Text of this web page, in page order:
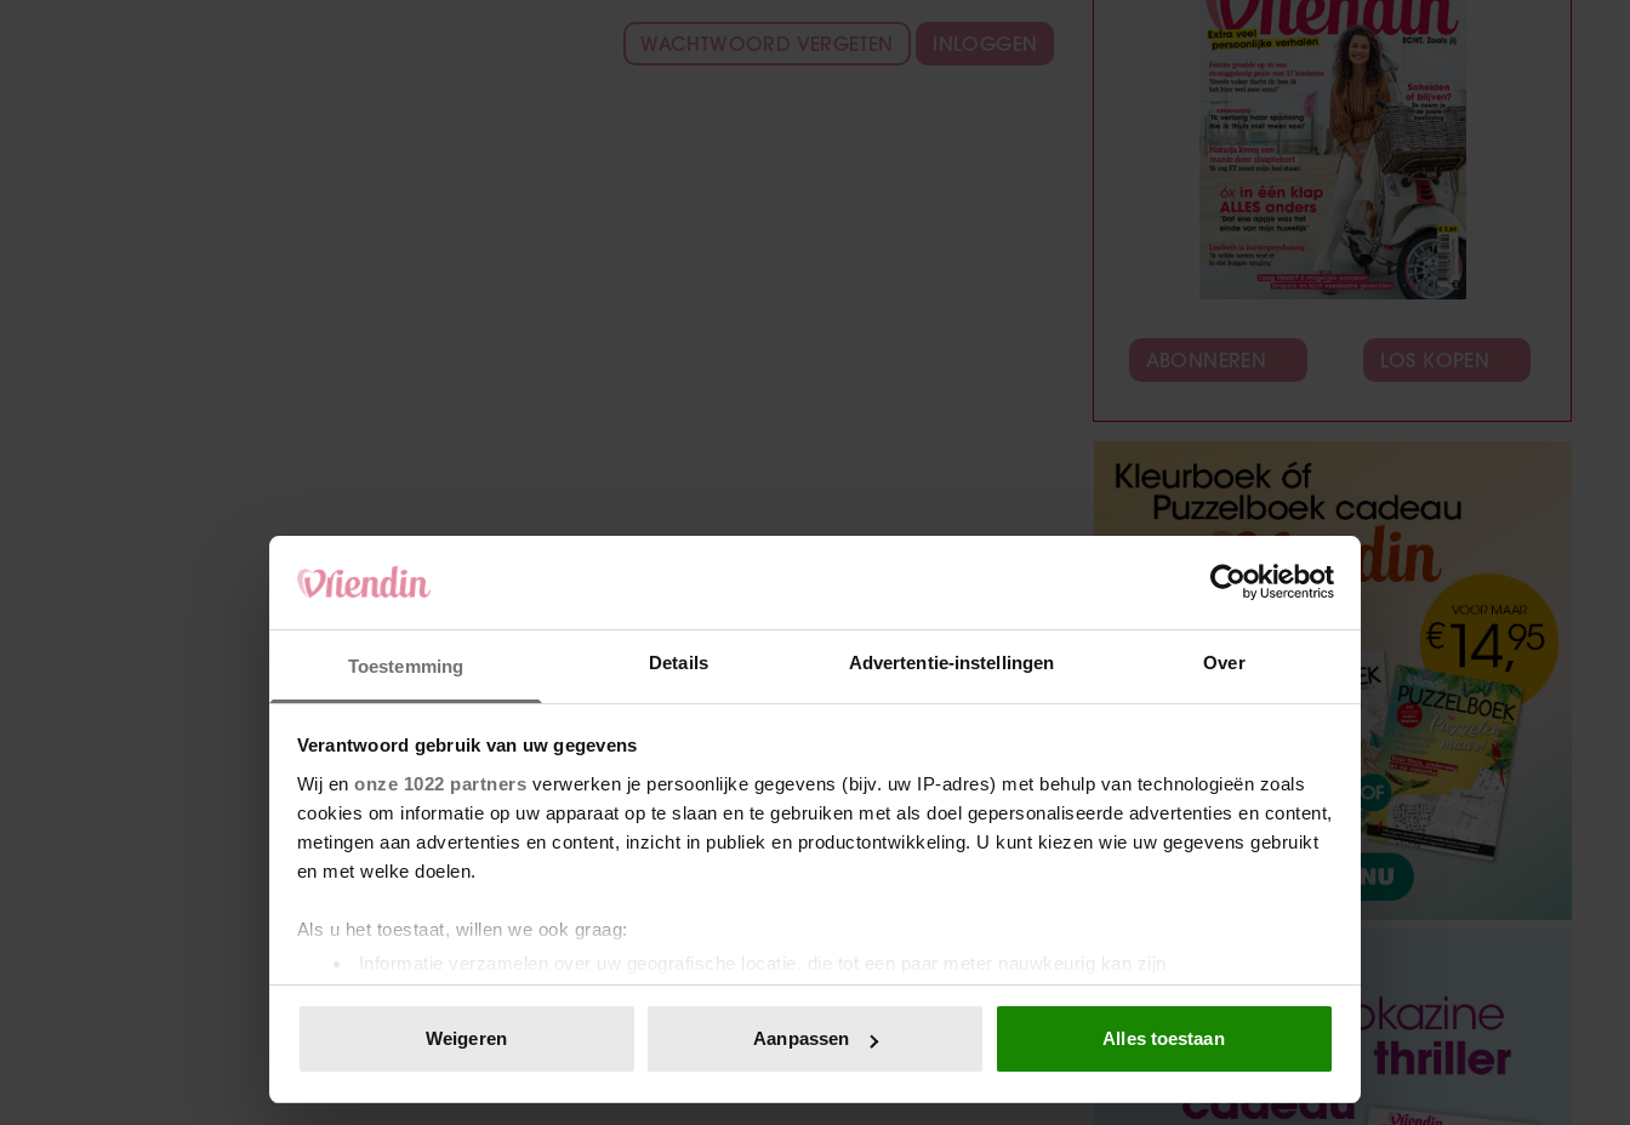
Toestemming Details Advertentie-instellingen Over
Verantwoord gebruik van uw gegevens
Wij en onze 1022 partners verwerken je persoonlijke gegevens (bijv. uw IP-adres) met behulp van technologieën zoals
cookies om informatie op uw apparaat op te slaan en te gebruiken met als doel gepersonaliseerde advertenties en content,
metingen aan advertenties en content, inzicht in publiek en productontwikkeling. U kunt kiezen wie uw gegevens gebruikt
en met welke doelen.
Als u het toestaat, willen we ook graag:
Informatie verzamelen over uw geografische locatie, die tot een paar meter nauwkeurig kan zijn
Uw apparaat identificeren door het actief te scannen op specifieke eigenschappen (fingerprinting)
toestemming op elk moment wijzigen of intrekken in de Cookieverklaring.
We gebruiken cookies om content en advertenties te personaliseren, om functies voor social media te bieden en om ons
Weigeren Aanpassen Alles toestaan
WACHTWOORD VERGETEN INLOGGEN
ABONNEREN LOS KOPEN